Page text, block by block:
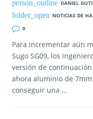
DANIEL
NOTICIAS DE
0
Para incrementar aún
Sugo SG09, los
versión de
ahora aluminio de
conseguir una …